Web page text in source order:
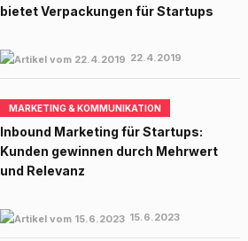
bietet Verpackungen für Startups
22.4.2019
MARKETING & KOMMUNIKATION
Inbound Marketing für Startups:
Kunden gewinnen durch Mehrwert
und Relevanz
15.6.2023